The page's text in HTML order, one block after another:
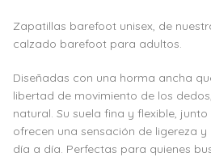
Zapatillas barefoot unisex, de
calzado barefoot para adultos.
Diseñadas con una horma ancha
libertad de movimiento de los
natural. Su suela fina y flexible,
ofrecen una sensación de ligereza
día a día. Perfectas para quienes